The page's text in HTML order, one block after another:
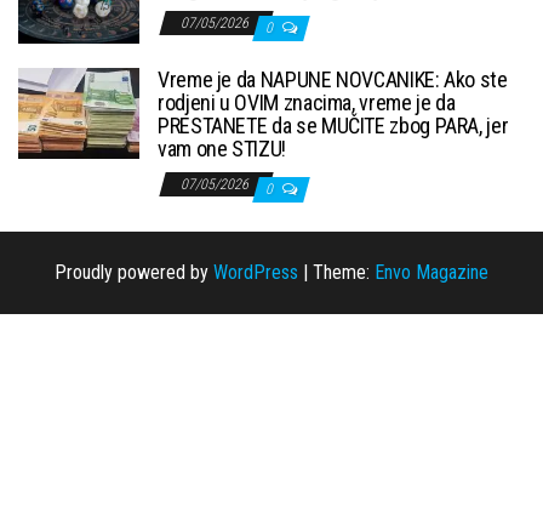
07/05/2026 0
Vreme je da NAPUNE NOVCANIKE: Ako ste
rodjeni u OVIM znacima, vreme je da
PRESTANETE da se MUČITE zbog PARA, jer
vam one STIZU!
07/05/2026 0
Proudly powered by WordPress Theme: Envo Magazine